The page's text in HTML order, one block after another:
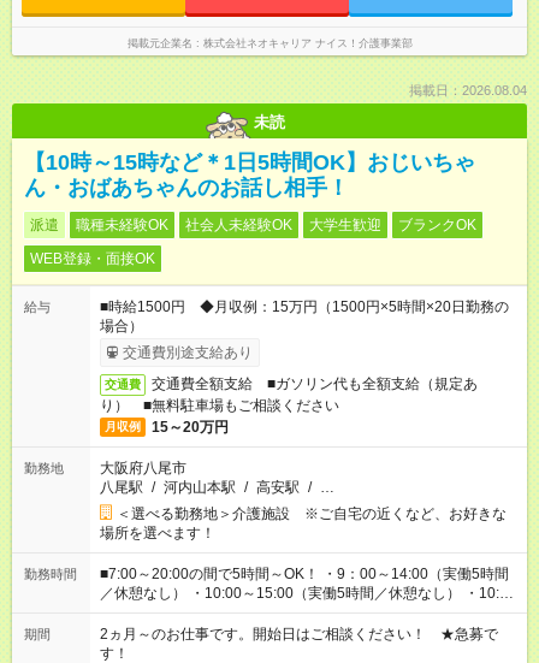
掲載元企業名 株式会社ネオキャリア ナイス！介護事業部
掲載日：2026.08.04
未読
【10時～15時など＊1日5時間OK】おじいちゃ
ん・おばあちゃんのお話し相手！
派遣 職種未経験OK 社会人未経験OK 大学生歓迎
ブランクOK
WEB登録・面接OK
給与
■時給1500円 ◆月収例：15万円（1500円×5時間×20日勤務の
場合）
交通費別途支給あり
交通費
交通費全額支給 ■ガソリン代も全額支給（規定あ
り） ■無料駐車場もご相談ください
月収例 15～20万円
勤務地
大阪府八尾市
八尾駅 / 河内山本駅 / 高安駅 / …
＜選べる勤務地＞介護施設 ※ご自宅の近くなど、お好きな
場所を選べます！
勤務時間
■7:00～20:00の間で5時間～OK！ ・9：00～14:00（実働5時間
／休憩なし） ・10:00～15:00（実働5時間／休憩なし） ・10:00
～16:00（実働5時間／休憩1時間） ・7：00～12:00（実働5時間
／休憩なし） ・12:00～17:00（実働5時間／休憩1時間） など ※
シフト制／上記は一例です。 ご希望をお聞かせください。
期間
2ヵ月～のお仕事です。開始日はご相談ください！ ★急募で
す！